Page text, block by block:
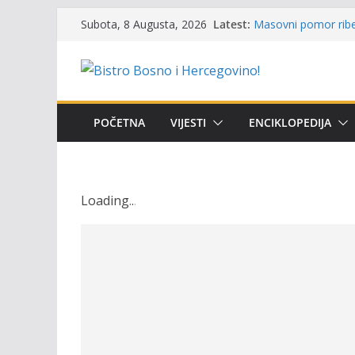
Skip
content
Subota, 8 Augusta, 2026 Latest: osvojili prelazni
Satnica 7. i 8. kola
i amura’
Obavještenje
osobe sa
POČETNA VIJESTI ENCIKLOPEDIJA
Loading...